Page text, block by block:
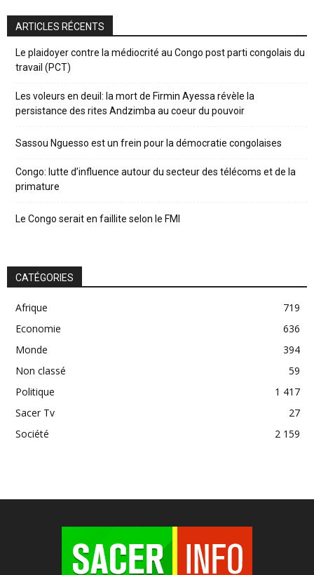
ARTICLES RÉCENTS
Le plaidoyer contre la médiocrité au Congo post parti congolais du
travail (PCT)
Les voleurs en deuil: la mort de Firmin Ayessa révèle la
persistance des rites Andzimba au coeur du pouvoir
Sassou Nguesso est un frein pour la démocratie congolaises
Congo: lutte d’influence autour du secteur des télécoms et de la
primature
Le Congo serait en faillite selon le FMI
CATÉGORIES
Afrique
719
Economie
636
Monde
394
Non classé
59
Politique
1 417
Sacer Tv
27
Société
2 159